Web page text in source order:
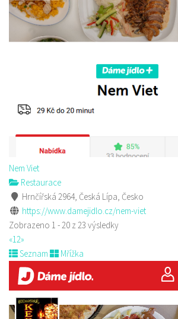
Nem Viet
Restaurace
Hrnčířská 2964, Česká Lípa, Česko
https://www.damejidlo.cz/nem-viet
Zobrazeno 1 - 20 z 23 výsledky
«12»
Seznam
Mřížka